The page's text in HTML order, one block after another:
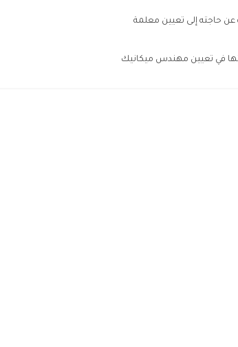
عن حاجته إلى تعيين معلمة
في تعيين مهندس ميكانيك